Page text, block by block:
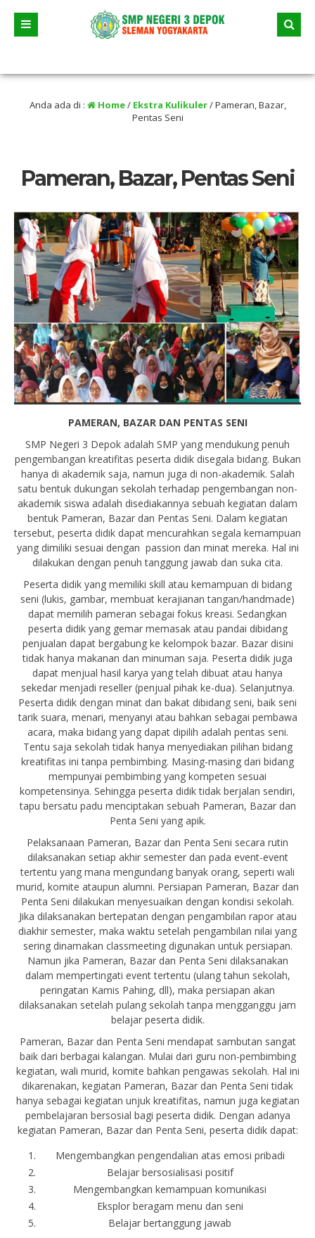
Anda ada di : Home/ Ekstra Kulikuler/Pameran, Bazar,
Pentas Seni
Pameran, Bazar, Pentas Seni
PAMERAN, BAZAR DAN PENTAS SENI
SMP Negeri 3 Depok adalah SMP yang mendukung penuh
pengembangan kreatifitas peserta didik disegala bidang. Bukan
hanya di akademik saja, namun juga di non-akademik. Salah
satu bentuk dukungan sekolah terhadap pengembangan non-
akademik siswa adalah disediakannya sebuah kegiatan dalam
bentuk Pameran, Bazar dan Pentas Seni. Dalam kegiatan
tersebut, peserta didik dapat mencurahkan segala kemampuan
yang dimiliki sesuai dengan passion dan minat mereka. Hal ini
dilakukan dengan penuh tanggung jawab dan suka cita.
Peserta didik yang memiliki skill atau kemampuan di bidang
seni (lukis, gambar, membuat kerajianan tangan/handmade)
dapat memilih pameran sebagai fokus kreasi. Sedangkan
peserta didik yang gemar memasak atau pandai dibidang
penjualan dapat bergabung ke kelompok bazar. Bazar disini
tidak hanya makanan dan minuman saja. Peserta didik juga
dapat menjual hasil karya yang telah dibuat atau hanya
sekedar menjadi reseller (penjual pihak ke-dua). Selanjutnya.
Peserta didik dengan minat dan bakat dibidang seni, baik seni
tarik suara, menari, menyanyi atau bahkan sebagai pembawa
acara, maka bidang yang dapat dipilih adalah pentas seni.
Tentu saja sekolah tidak hanya menyediakan pilihan bidang
kreatifitas ini tanpa pembimbing. Masing-masing dari bidang
mempunyai pembimbing yang kompeten sesuai
kompetensinya. Sehingga peserta didik tidak berjalan sendiri,
tapu bersatu padu menciptakan sebuah Pameran, Bazar dan
Penta Seni yang apik.
Pelaksanaan Pameran, Bazar dan Penta Seni secara rutin
dilaksanakan setiap akhir semester dan pada event-event
tertentu yang mana mengundang banyak orang, seperti wali
murid, komite ataupun alumni. Persiapan Pameran, Bazar dan
Penta Seni dilakukan menyesuaikan dengan kondisi sekolah.
Jika dilaksanakan bertepatan dengan pengambilan rapor atau
diakhir semester, maka waktu setelah pengambilan nilai yang
sering dinamakan classmeeting digunakan untuk persiapan.
Namun jika Pameran, Bazar dan Penta Seni dilaksanakan
dalam mempertingati event tertentu (ulang tahun sekolah,
peringatan Kamis Pahing, dll), maka persiapan akan
dilaksanakan setelah pulang sekolah tanpa mengganggu jam
belajar peserta didik.
Pameran, Bazar dan Penta Seni mendapat sambutan sangat
baik dari berbagai kalangan. Mulai dari guru non-pembimbing
kegiatan, wali murid, komite bahkan pengawas sekolah. Hal ini
dikarenakan, kegiatan Pameran, Bazar dan Penta Seni tidak
hanya sebagai kegiatan unjuk kreatifitas, namun juga kegiatan
pembelajaran bersosial bagi peserta didik. Dengan adanya
kegiatan Pameran, Bazar dan Penta Seni, peserta didik dapat:
Mengembangkan pengendalian atas emosi pribadi
Belajar bersosialisasi positif
Mengembangkan kemampuan komunikasi
Eksplor beragam menu dan seni
Belajar bertanggung jawab